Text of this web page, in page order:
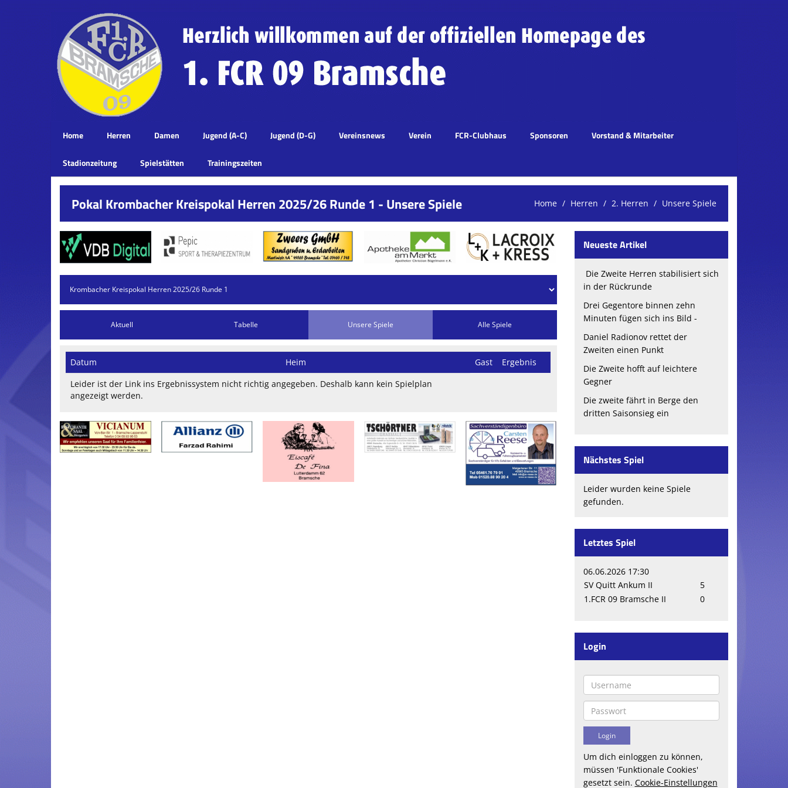
Home Herren Damen Jugend (A-C) Jugend (D-G) Vereinsnews Verein FCR-Clubhaus Sponsoren Vorstand & Mitarbeiter
Stadionzeitung Spielstätten Trainingszeiten
Pokal Krombacher Kreispokal Herren 2025/26 Runde 1 - Unsere Spiele Home Herren 2. Herren Unsere Spiele
Aktuell Tabelle Unsere Spiele Alle Spiele
Datum Heim Gast
Ergebnis
Leider ist der Link ins Ergebnissystem nicht richtig angegeben. Deshalb kann kein Spielplan
angezeigt werden.
Neueste Artikel
Die Zweite Herren stabilisiert sich
in der Rückrunde
Drei Gegentore binnen zehn
Minuten fügen sich ins Bild -
Daniel Radionov rettet der
Zweiten einen Punkt
Die Zweite hofft auf leichtere
Gegner
Die zweite fährt in Berge den
dritten Saisonsieg ein
Nächstes Spiel
Leider wurden keine Spiele
gefunden.
Letztes Spiel
06.06.2026 17:30
SV Quitt Ankum II
5
1.FCR 09 Bramsche II
0
Login
Um dich einloggen zu können,
müssen 'Funktionale Cookies'
gesetzt sein. Cookie-Einstellungen